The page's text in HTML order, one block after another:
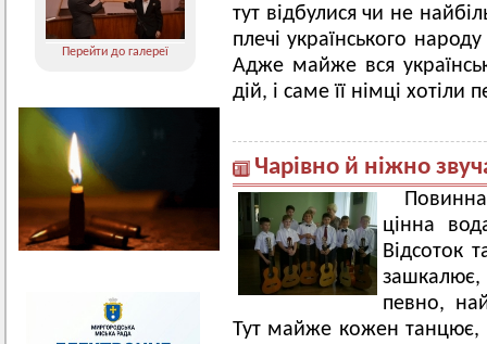
Перейти до галереї
тут відбулися чи не
плечі українського
Адже майже вся
дій, і саме її німці
Чарівно й ніжно
Повинна
цінна
Відсоток
зашкалює,
певно,
Тут майже кожен танцює,